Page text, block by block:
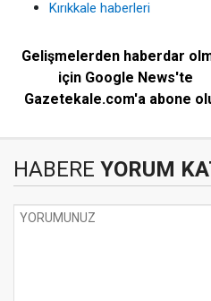
Kırıkkale haberleri
Gelişmelerden haberdar
için Google News'te
Gazetekale.com'a abone
HABERE YORUM